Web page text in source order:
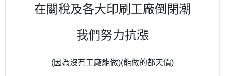
在關稅及各大印刷工廠倒閉潮
我們努力抗漲
(因為沒有工廠能做)(能做的都天價)